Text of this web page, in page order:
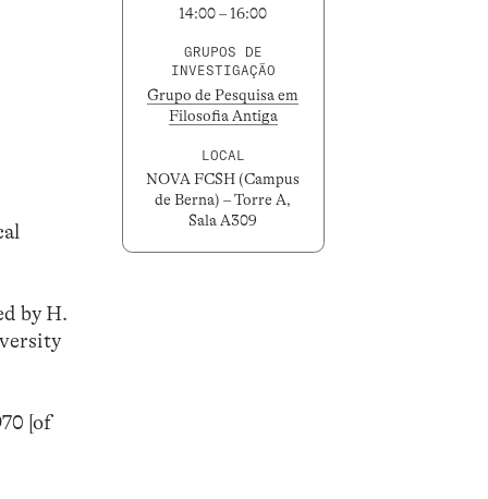
by H.
[of
14:00 – 16:00
GRUPOS DE
INVESTIGAÇÃO
Grupo de Pesquisa em
Filosofia Antiga
LOCAL
NOVA FCSH (Campus
de Berna) – Torre A,
Sala A309